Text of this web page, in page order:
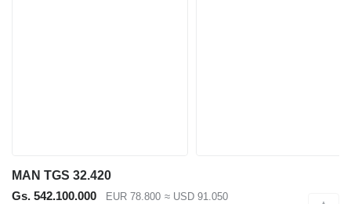
MAN TGS 32.420
Gs. 542.100.000
EUR 78.800 ≈ USD 91.050